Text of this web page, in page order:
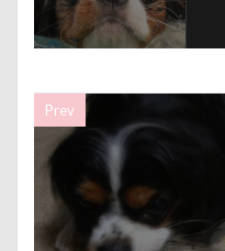
Prev
店舗限定色
フォ
苺ちゃん
英国淑
芦田愛菜
自業自得
臨港パ
脱出
能登